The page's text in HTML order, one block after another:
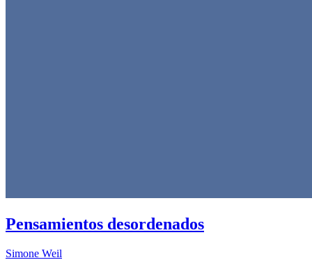
Pensamientos desordenados
Simone Weil